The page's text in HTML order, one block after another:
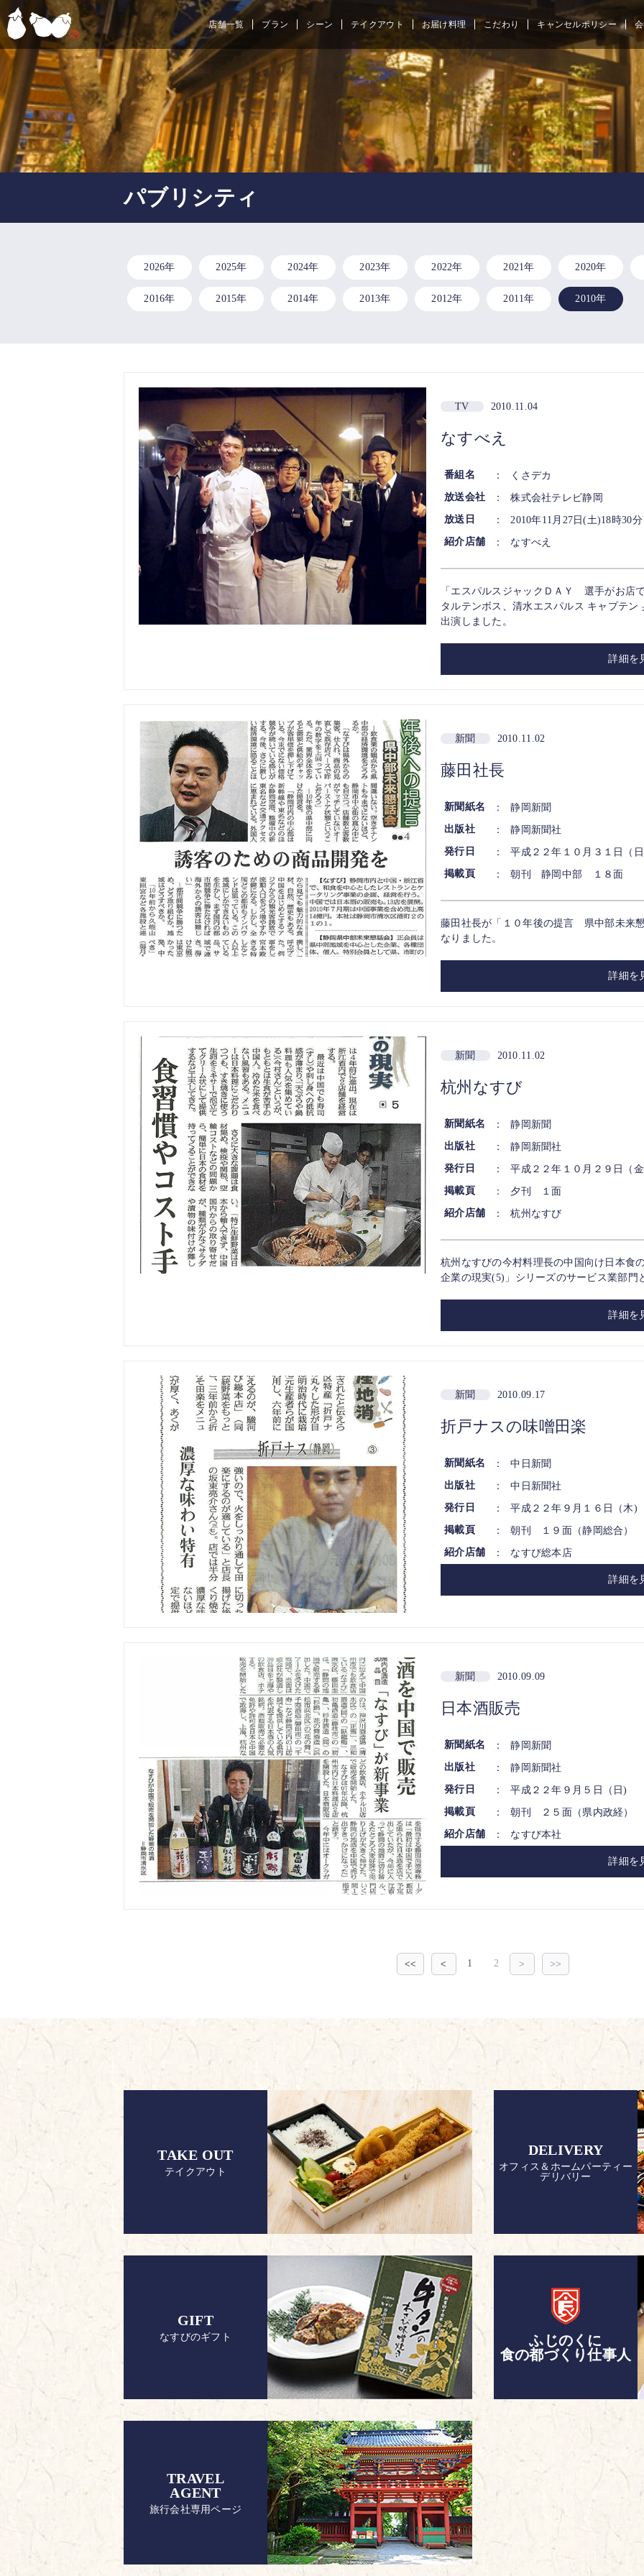
店舗一覧 プラン シーン テイクアウト お届け料理 こだわり キャンセルポリシー
パブリシティ
2026年 2025年 2024年 2023年 2022年 2021年 2020年
2016年 2015年 2014年 2013年 2012年 2011年 2010年
TV 2010.11.04
なすべえ
番組名 ：
くさデカ
放送会社
：
株式会社テレビ静岡
放送日
：
2010年11月27日(土)18時30
紹介店舗
： なすべえ
「エスパルスジャックＤＡＹ 選手がお店
タルテンボス、清水エスパルス キャプテ
出演しました。
詳細を
新聞 2010.11.02
藤田社長
新聞紙名 ：
静岡新聞
出版社
：
静岡新聞社
発行日
：
平成２２年１０月３１日（
掲載頁
： 朝刊 静岡中部 １８面
藤田社長が「１０年後の提言 県中部未来
なりました。
詳細を
新聞 2010.11.02
杭州なすび
新聞紙名 ：
静岡新聞
出版社
：
静岡新聞社
発行日
：
平成２２年１０月２９日（
掲載頁
：
夕刊 １面
紹介店舗
： 杭州なすび
杭州なすびの今村料理長の中国向け日本食
企業の現実(5)」シリーズのサービス業部門
詳細を
新聞 2010.09.17
折戸ナスの味噌田楽
新聞紙名 ：
中日新聞
出版社
：
中日新聞社
発行日
：
平成２２年９月１６日（木)
掲載頁
：
朝刊 １９面（静岡総合）
紹介店舗
： なすび総本店
詳細を
新聞 2010.09.09
日本酒販売
新聞紙名 ：
静岡新聞
出版社
：
静岡新聞社
発行日
：
平成２２年９月５日（日)
掲載頁
：
朝刊 ２５面（県内政経）
紹介店舗
： なすび本社
詳細を
<< < 1 2 > >>
TAKE OUT
テイクアウト
DELIVERY
オフィス＆ホームパーティー
デリバリー
GIFT
なすびのギフト
ふじのくに
食の都づくり仕事人
TRAVEL
AGENT
旅行会社専用ページ